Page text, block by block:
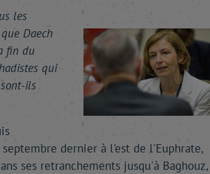
les
Daech
fin du
qui
ils
dernier à l'est de l'Euphrate,
ses retranchements jusqu'à Baghouz,